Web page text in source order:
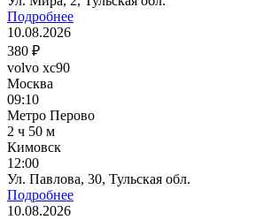
Подробнее
10.08.2026
380 ₽
volvo xc90
Москва
09:10
Метро Перово
2 ч 50 м
Кимовск
12:00
Ул. Павлова, 30, Тульская обл.
Подробнее
10.08.2026